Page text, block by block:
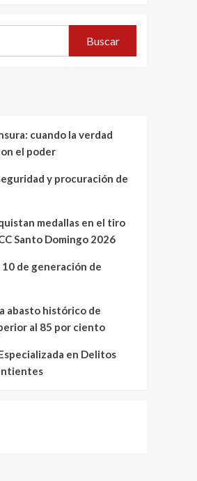
cuando la verdad
el poder
y procuración de
medallas en el tiro
Santo Domingo 2026
de generación de
abasto histórico de
al 85 por ciento
en Delitos